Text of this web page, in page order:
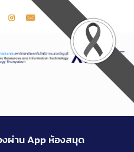
ผ่าน App ห้องสมุด